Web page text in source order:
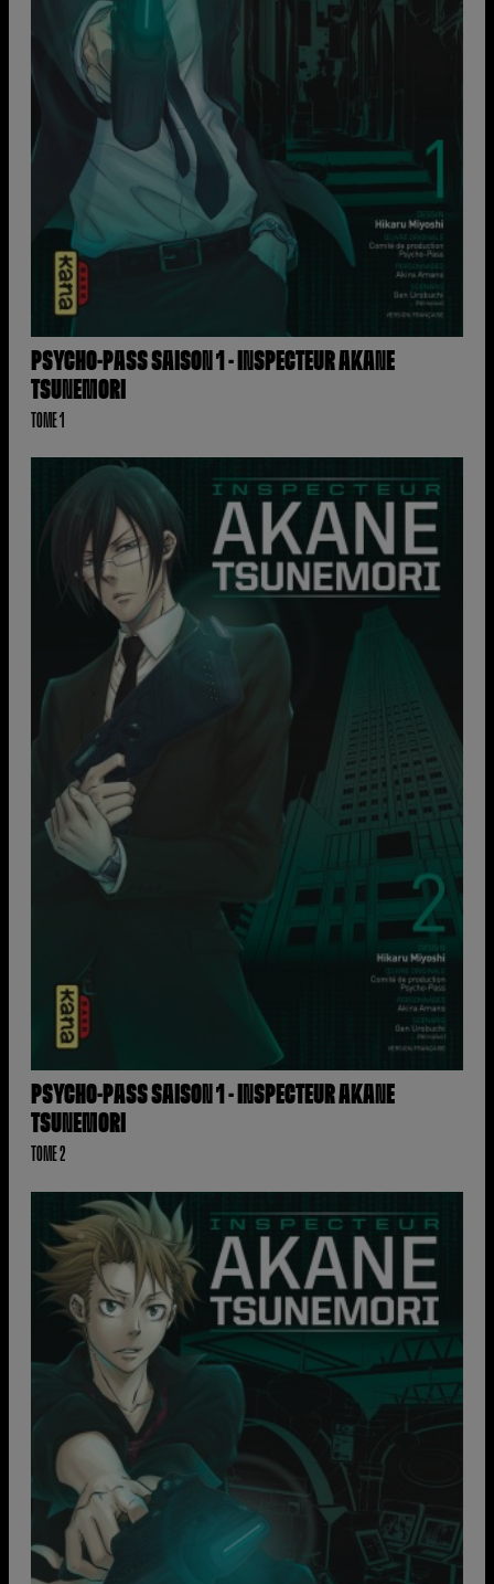
PSYCHO-PASS SAISON 1 - INSPECTEUR AKANE
TSUNEMORI
TOME 1
PSYCHO-PASS SAISON 1 - INSPECTEUR AKANE
TSUNEMORI
TOME 2